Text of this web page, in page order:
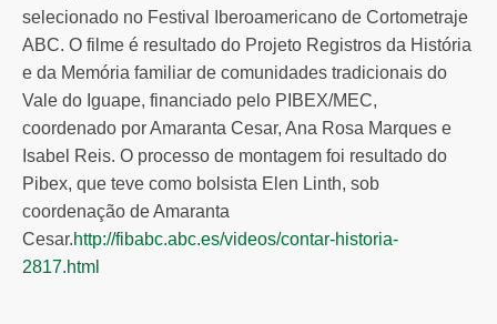
selecionado no Festival Iberoamericano de Cortometraje
ABC. O filme é resultado do Projeto Registros da História
e da Memória familiar de comunidades tradicionais do
Vale do Iguape, financiado pelo PIBEX/MEC,
coordenado por Amaranta Cesar, Ana Rosa Marques e
Isabel Reis. O processo de montagem foi resultado do
Pibex, que teve como bolsista Elen Linth, sob
coordenação de Amaranta
Cesar.http://fibabc.abc.es/videos/contar-historia-
2817.html